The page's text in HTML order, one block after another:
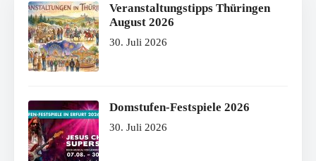
Veranstaltungstipps Thüringen
August 2026
30. Juli 2026
Domstufen-Festspiele 2026
30. Juli 2026